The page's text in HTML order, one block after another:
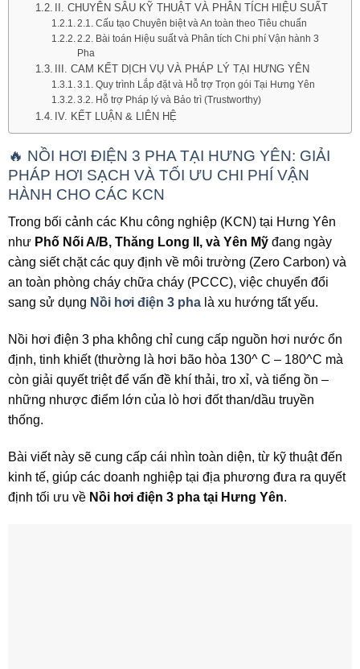
II. CHUYÊN SÂU KỸ THUẬT VÀ PHÂN TÍCH HIỆU SUẤT
2.1. Cấu tạo Chuyên biệt và An toàn theo Tiêu chuẩn
2.2. Bài toán Hiệu suất và Phân tích Chi phí Vận hành 3
Pha
III. CAM KẾT DỊCH VỤ VÀ PHÁP LÝ TẠI HƯNG YÊN
3.1. Quy trình Lắp đặt và Hỗ trợ Trọn gói Tại Hưng Yên
3.2. Hỗ trợ Pháp lý và Bảo trì (Trustworthy)
IV. KẾT LUẬN & LIÊN HỆ
🔥 NỒI HƠI ĐIỆN 3 PHA TẠI HƯNG YÊN: GIẢI
PHÁP HƠI SẠCH VÀ TỐI ƯU CHI PHÍ VẬN
HÀNH CHO CÁC KCN
Trong bối cảnh các Khu công nghiệp (KCN) tại Hưng Yên
như Phố Nối A/B, Thăng Long II, và Yên Mỹđang ngày
càng siết chặt các quy định về môi trường (Zero Carbon) và
an toàn phòng cháy chữa cháy (PCCC), việc chuyển đổi
sang sử dụng Nồi hơi điện 3 phalà xu hướng tất yếu.
Nồi hơi điện 3 pha không chỉ cung cấp nguồn hơi nước ổn
định, tinh khiết (thường là hơi bão hòa 130^ C – 180^C mà
còn giải quyết triệt để vấn đề khí thải, tro xỉ, và tiếng ồn –
những nhược điểm lớn của lò hơi đốt than/dầu truyền
thống.
Bài viết này sẽ cung cấp cái nhìn toàn diện, từ kỹ thuật đến
kinh tế, giúp các doanh nghiệp tại địa phương đưa ra quyết
định tối ưu về Nồi hơi điện 3 pha tại Hưng Yên.